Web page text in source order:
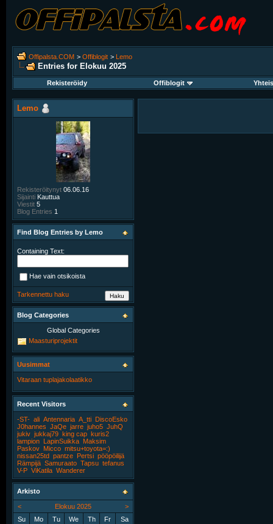
Offipalsta.COM > Offiblogit > Lemo
Entries for Elokuu 2025
Rekisteröidy Offiblogit
Lemo
Rekisteröitynyt 06.06.16
Sijainti Kauttua
Viestit 5
Blog Entries 1
Find Blog Entries by Lemo
Containing Text:
Hae vain otsikoista
Tarkennettu haku
Blog Categories
Global Categories
Maasturiprojektit
Uusimmat
Vitaraan tuplajakolaatikko
Recent Visitors
-ST- ali Antennaria A_tti
DiscoEsko
J0hannes JaQe jarre juho5 JuhQ
jukiv jukkaj79 king cap kuris2
lampion
LapinSuikka Maksim
Paskov Micco mitsu+toyota=:)
nissan25td pantze Pertsi pööpöilijä
Rämpijä Samuraato Tapsu tefanus
V-P ViKatila Wanderer
Arkisto
< >
Elokuu 2025
Su
Mo Tu We Th Fr
Sa